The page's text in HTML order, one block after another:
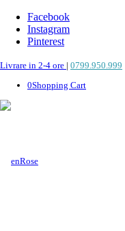
Facebook
Instagram
Pinterest
Livrare in 2-4 ore | 0799.950.999
0Shopping Cart